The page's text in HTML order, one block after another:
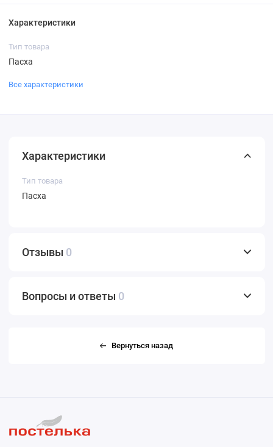
Характеристики
Тип товара
Пасха
Все характеристики
Характеристики
Тип товара
Пасха
Отзывы 0
Вопросы и ответы 0
Вернуться назад